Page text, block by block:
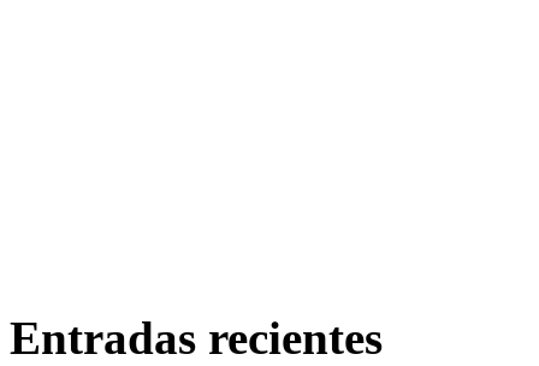
Entradas recientes